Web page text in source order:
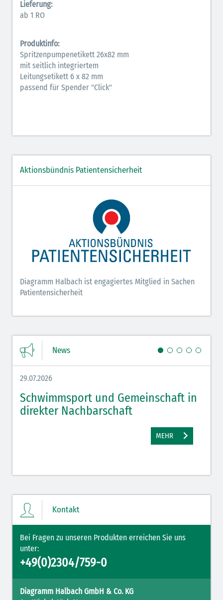
Hormone (braun-beige)
Lieferung:
ab 1 RO
Produktinfo:
Spritzenpumpenetikett 26x82 mm
mit seitlich integriertem
Leitungsetikett 6 x 82 mm
passend für Spender "Click"
Aktionsbündnis Patientensicherheit
Diagramm Halbach ist engagiertes Mitglied in Sachen
Patientensicherheit
News
29.07.2026
Schwimmsport und Gemeinschaft in
direkter Nachbarschaft
MEHR
Kontakt
Bei Fragen zu unseren Produkten erreichen Sie uns
unter:
+49(0)2304/759-0
Diagramm Halbach GmbH & Co. KG